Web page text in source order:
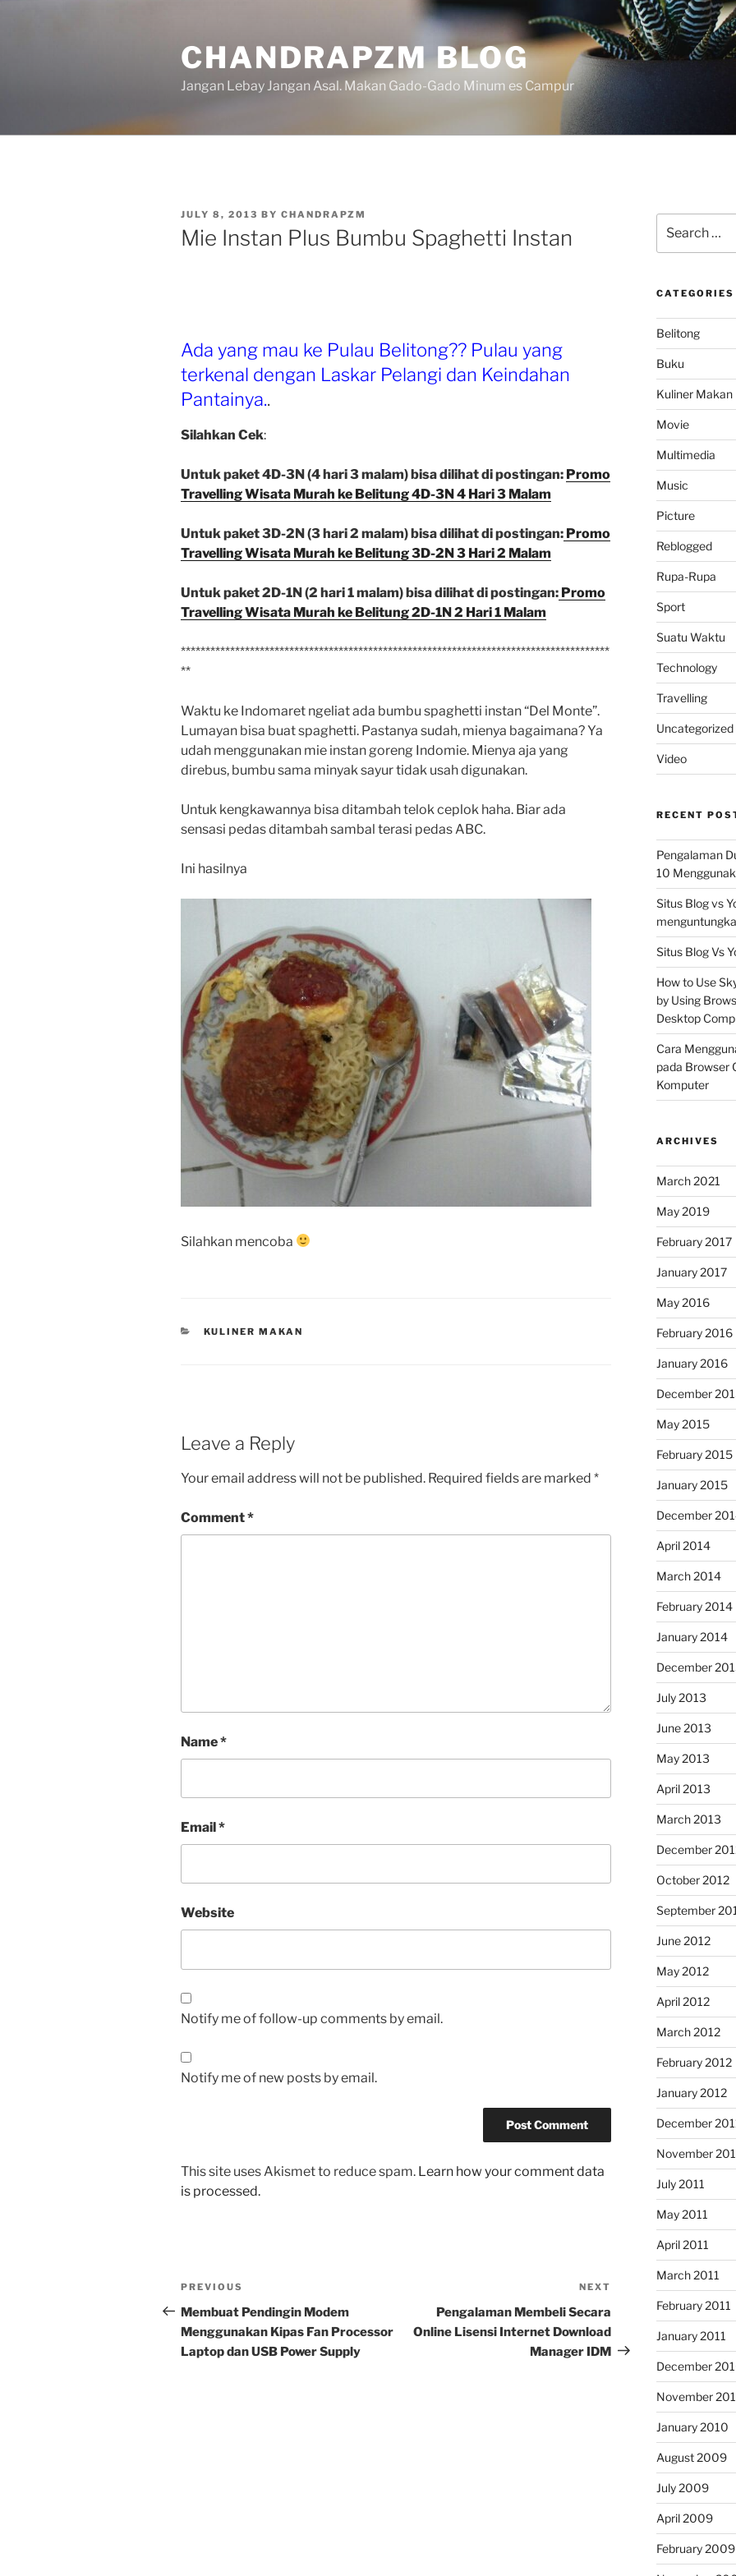
CHANDRAPZM BLOG
Jangan Lebay Jangan Asal. Makan Gado-Gado Minum es Campur
POSTED
ON
JULY 8, 2013 BY CHANDRAPZM
Mie Instan Plus Bumbu Spaghetti Instan
Ada yang mau ke Pulau Belitong?? Pulau yang
terkenal dengan Laskar Pelangi dan Keindahan
Pantainya..
Silahkan Cek:
Untuk paket 4D-3N (4 hari 3 malam) bisa dilihat di postingan: Promo
Travelling Wisata Murah ke Belitung 4D-3N 4 Hari 3 Malam
Untuk paket 3D-2N (3 hari 2 malam) bisa dilihat di postingan: Promo
Travelling Wisata Murah ke Belitung 3D-2N 3 Hari 2 Malam
Untuk paket 2D-1N (2 hari 1 malam) bisa dilihat di postingan: Promo
Travelling Wisata Murah ke Belitung 2D-1N 2 Hari 1 Malam
***************************************************************************************
**
Waktu ke Indomaret ngeliat ada bumbu spaghetti instan “Del Monte”.
Lumayan bisa buat spaghetti. Pastanya sudah, mienya bagaimana? Ya
udah menggunakan mie instan goreng Indomie. Mienya aja yang
direbus, bumbu sama minyak sayur tidak usah digunakan.
Untuk kengkawannya bisa ditambah telok ceplok haha. Biar ada
sensasi pedas ditambah sambal terasi pedas ABC.
Ini hasilnya
Silahkan mencoba
CATEGORIES
KULINER MAKAN
Leave a Reply
Your email address will not be published. Required fields are marked *
Comment*
Name*
Email*
Website
Notify me of follow-up comments by email.
Notify me of new posts by email.
This site uses Akismet to reduce spam. Learn how your comment data
is processed.
Post
navigation
Previous
Post
PREVIOUS
Membuat Pendingin Modem
Menggunakan Kipas Fan Processor
Laptop dan USB Power Supply
NEXT
Pengalaman Membeli Secara
Online Lisensi Internet Download
Manager IDM
for:
CATEGORIES
Belitong
Buku
Kuliner Makan
Movie
Multimedia
Music
Picture
Reblogged
Rupa-Rupa
Sport
Suatu Waktu
Technology
Travelling
Uncategorized
Video
RECENT
Pengalaman
10
Situs Blog vs
Situs Blog Vs
How to Use
by Using
Desktop
Cara
pada Browser
Komputer
ARCHIVES
March 2021
May 2019
February 2017
January 2017
May 2016
February 2016
January 2016
December
May 2015
February 2015
January 2015
December
April 2014
March 2014
February 2014
January 2014
December
July 2013
June 2013
May 2013
April 2013
March 2013
December
October 2012
September
June 2012
May 2012
April 2012
March 2012
February 2012
January 2012
December
November
July 2011
May 2011
April 2011
March 2011
February 2011
January 2011
December
November
January 2010
August 2009
July 2009
April 2009
February 2009